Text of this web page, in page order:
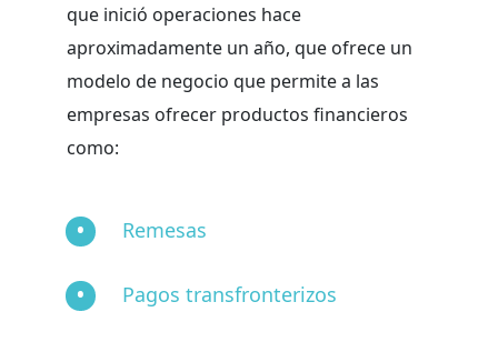
que inició operaciones hace
aproximadamente un año, que ofrece un
modelo de negocio que permite a las
empresas ofrecer productos financieros
como:
Remesas
Pagos transfronterizos